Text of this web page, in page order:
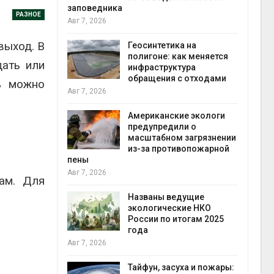
РАЗНОЕ
В
или
можно
Для
Волги и
почти в
шин
без
и почти
заповедника
Авг 7, 2026
Геосинтетика на
полигоне: как меняется
инфраструктура
обращения с отходами
Авг 7, 2026
Американские экологи
предупредили о
масштабном загрязнении
из-за противопожарной
пены
Авг 7, 2026
Названы ведущие
экологические НКО
России по итогам 2025
года
Авг 7, 2026
Тайфун, засуха и пожары: